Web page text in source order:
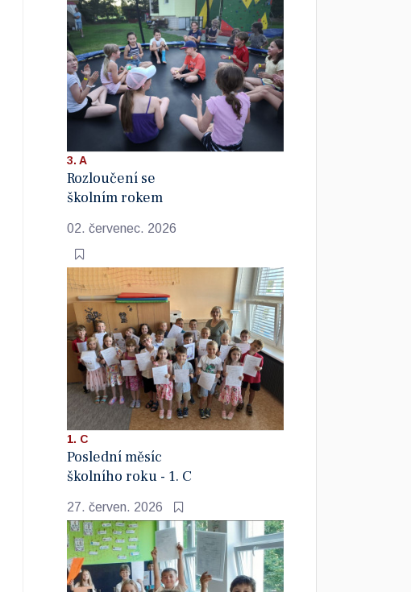
3. A
Rozloučení se
školním rokem
02. červenec. 2026
1. C
Poslední měsíc
školního roku - 1. C
27. červen. 2026